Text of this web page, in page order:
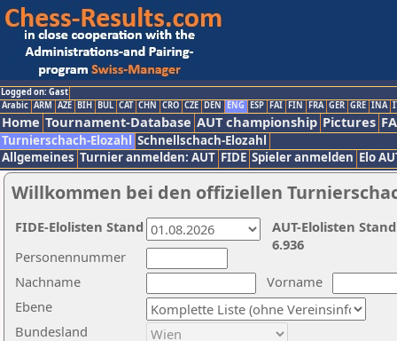
Logged on: Gast
Arabic ARM AZE BIH BUL CAT CHN CRO CZE DEN ENG ESP FAI FIN FRA GER GRE INA
Home Tournament-Database AUT championship Pictures
Turnierschach-Elozahl Schnellschach-Elozahl
Allgemeines Turnier anmelden: AUT FIDE Spieler anmelden Elo
Willkommen bei den offiziellen
Nachname
Vorname
Ebene
Personennummer
Bundesland
AUT-Elolisten
6.936
FIDE-Elolisten Stand